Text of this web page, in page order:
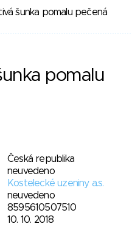
šunka pomalu pečená
pomalu
Česká republika
neuvedeno
Kostelecké uzeniny a.s.
neuvedeno
8595610507510
10. 10. 2018